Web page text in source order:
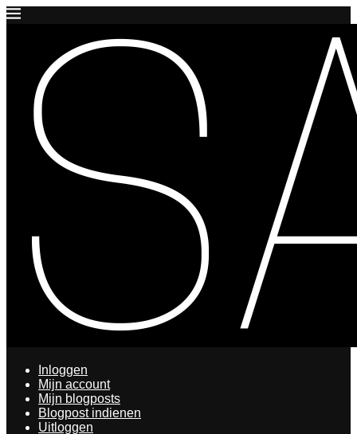
Inloggen
Mijn account
Mijn blogposts
Blogpost indienen
Uitloggen